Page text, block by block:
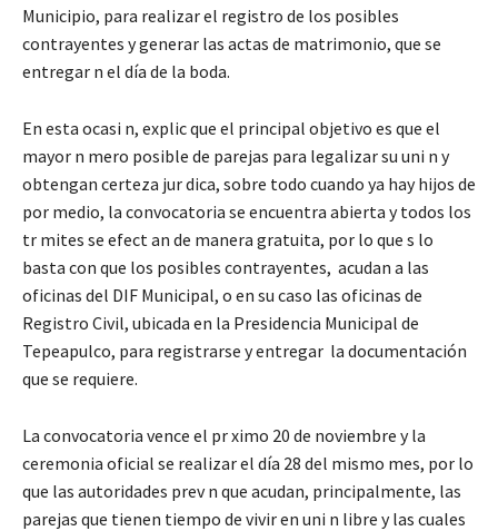
Municipio, para realizar el registro de los posibles
contrayentes y generar las actas de matrimonio, que se
entregar n el día de la boda.
En esta ocasi n, explic que el principal objetivo es que el
mayor n mero posible de parejas para legalizar su uni n y
obtengan certeza jur dica, sobre todo cuando ya hay hijos de
por medio, la convocatoria se encuentra abierta y todos los
tr mites se efect an de manera gratuita, por lo que s lo
basta con que los posibles contrayentes, acudan a las
oficinas del DIF Municipal, o en su caso las oficinas de
Registro Civil, ubicada en la Presidencia Municipal de
Tepeapulco, para registrarse y entregar la documentación
que se requiere.
La convocatoria vence el pr ximo 20 de noviembre y la
ceremonia oficial se realizar el día 28 del mismo mes, por lo
que las autoridades prev n que acudan, principalmente, las
parejas que tienen tiempo de vivir en uni n libre y las cuales